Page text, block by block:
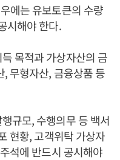
에는 유보토큰의 수량
시해야 한다.
목적과 가상자산의 금
무형자산, 금융상품 등
규모, 수행의무 등 백서
현황, 고객위탁 가상자
석에 반드시 공시해야